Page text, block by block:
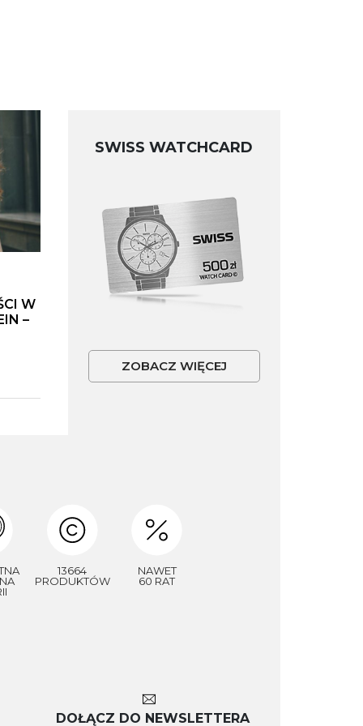
W
–
SWISS WATCHCARD
ZOBACZ WIĘCEJ
13664
PRODUKTÓW
NAWET
60 RAT
DOŁĄCZ DO NEWSLETTERA